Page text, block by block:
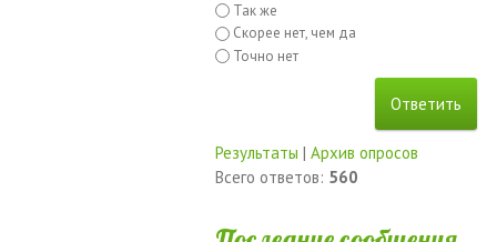
Так же
Скорее нет, чем да
Точно нет
Результаты | Архив опросов
Всего ответов: 560